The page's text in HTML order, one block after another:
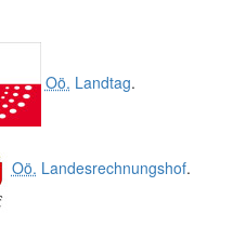
Oö. Landtag.
Oö. Landesrechnungshof.